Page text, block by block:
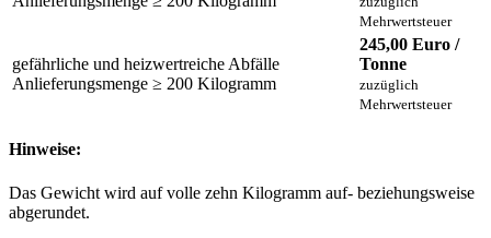
Mehrwertsteuer
gefährliche und heizwertreiche Abfälle
Anlieferungsmenge ≥ 200 Kilogramm
245,00 Euro /
Tonne
zuzüglich
Mehrwertsteuer
Hinweise:
Das Gewicht wird auf volle zehn Kilogramm auf- beziehungsweise
abgerundet.